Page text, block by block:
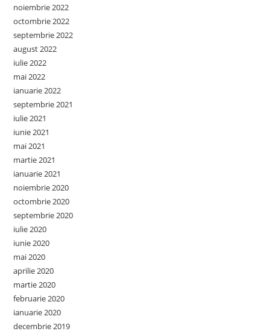
noiembrie 2022
octombrie 2022
septembrie 2022
august 2022
iulie 2022
mai 2022
ianuarie 2022
septembrie 2021
iulie 2021
iunie 2021
mai 2021
martie 2021
ianuarie 2021
noiembrie 2020
octombrie 2020
septembrie 2020
iulie 2020
iunie 2020
mai 2020
aprilie 2020
martie 2020
februarie 2020
ianuarie 2020
decembrie 2019